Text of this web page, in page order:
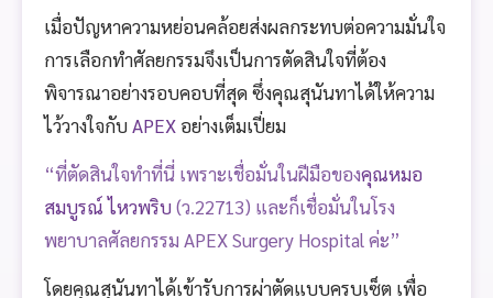
เมื่อปัญหาความหย่อนคล้อยส่งผลกระทบต่อความมั่นใจ
การเลือกทำศัลยกรรมจึงเป็นการตัดสินใจที่ต้อง
พิจารณาอย่างรอบคอบที่สุด ซึ่งคุณสุนันทาได้ให้ความ
ไว้วางใจกับAPEX อย่างเต็มเปี่ยม
“ที่ตัดสินใจทำที่นี่ เพราะเชื่อมั่นในฝีมือของคุณหมอ
สมบูรณ์ ไหวพริบ (ว.22713) และก็เชื่อมั่นในโรง
พยาบาลศัลยกรรม APEX Surgery Hospital ค่ะ”
โดยคุณสุนันทาได้เข้ารับการผ่าตัดแบบครบเซ็ต เพื่อ